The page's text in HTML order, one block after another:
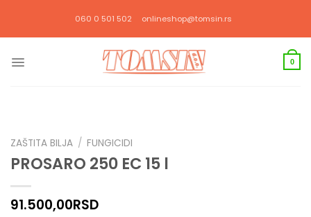
садржај
060 0 501 502 onlineshop@tomsin.rs
0
ZAŠTITA BILJA / FUNGICIDI
PROSARO 250 EC 15 l
91.500,00RSD